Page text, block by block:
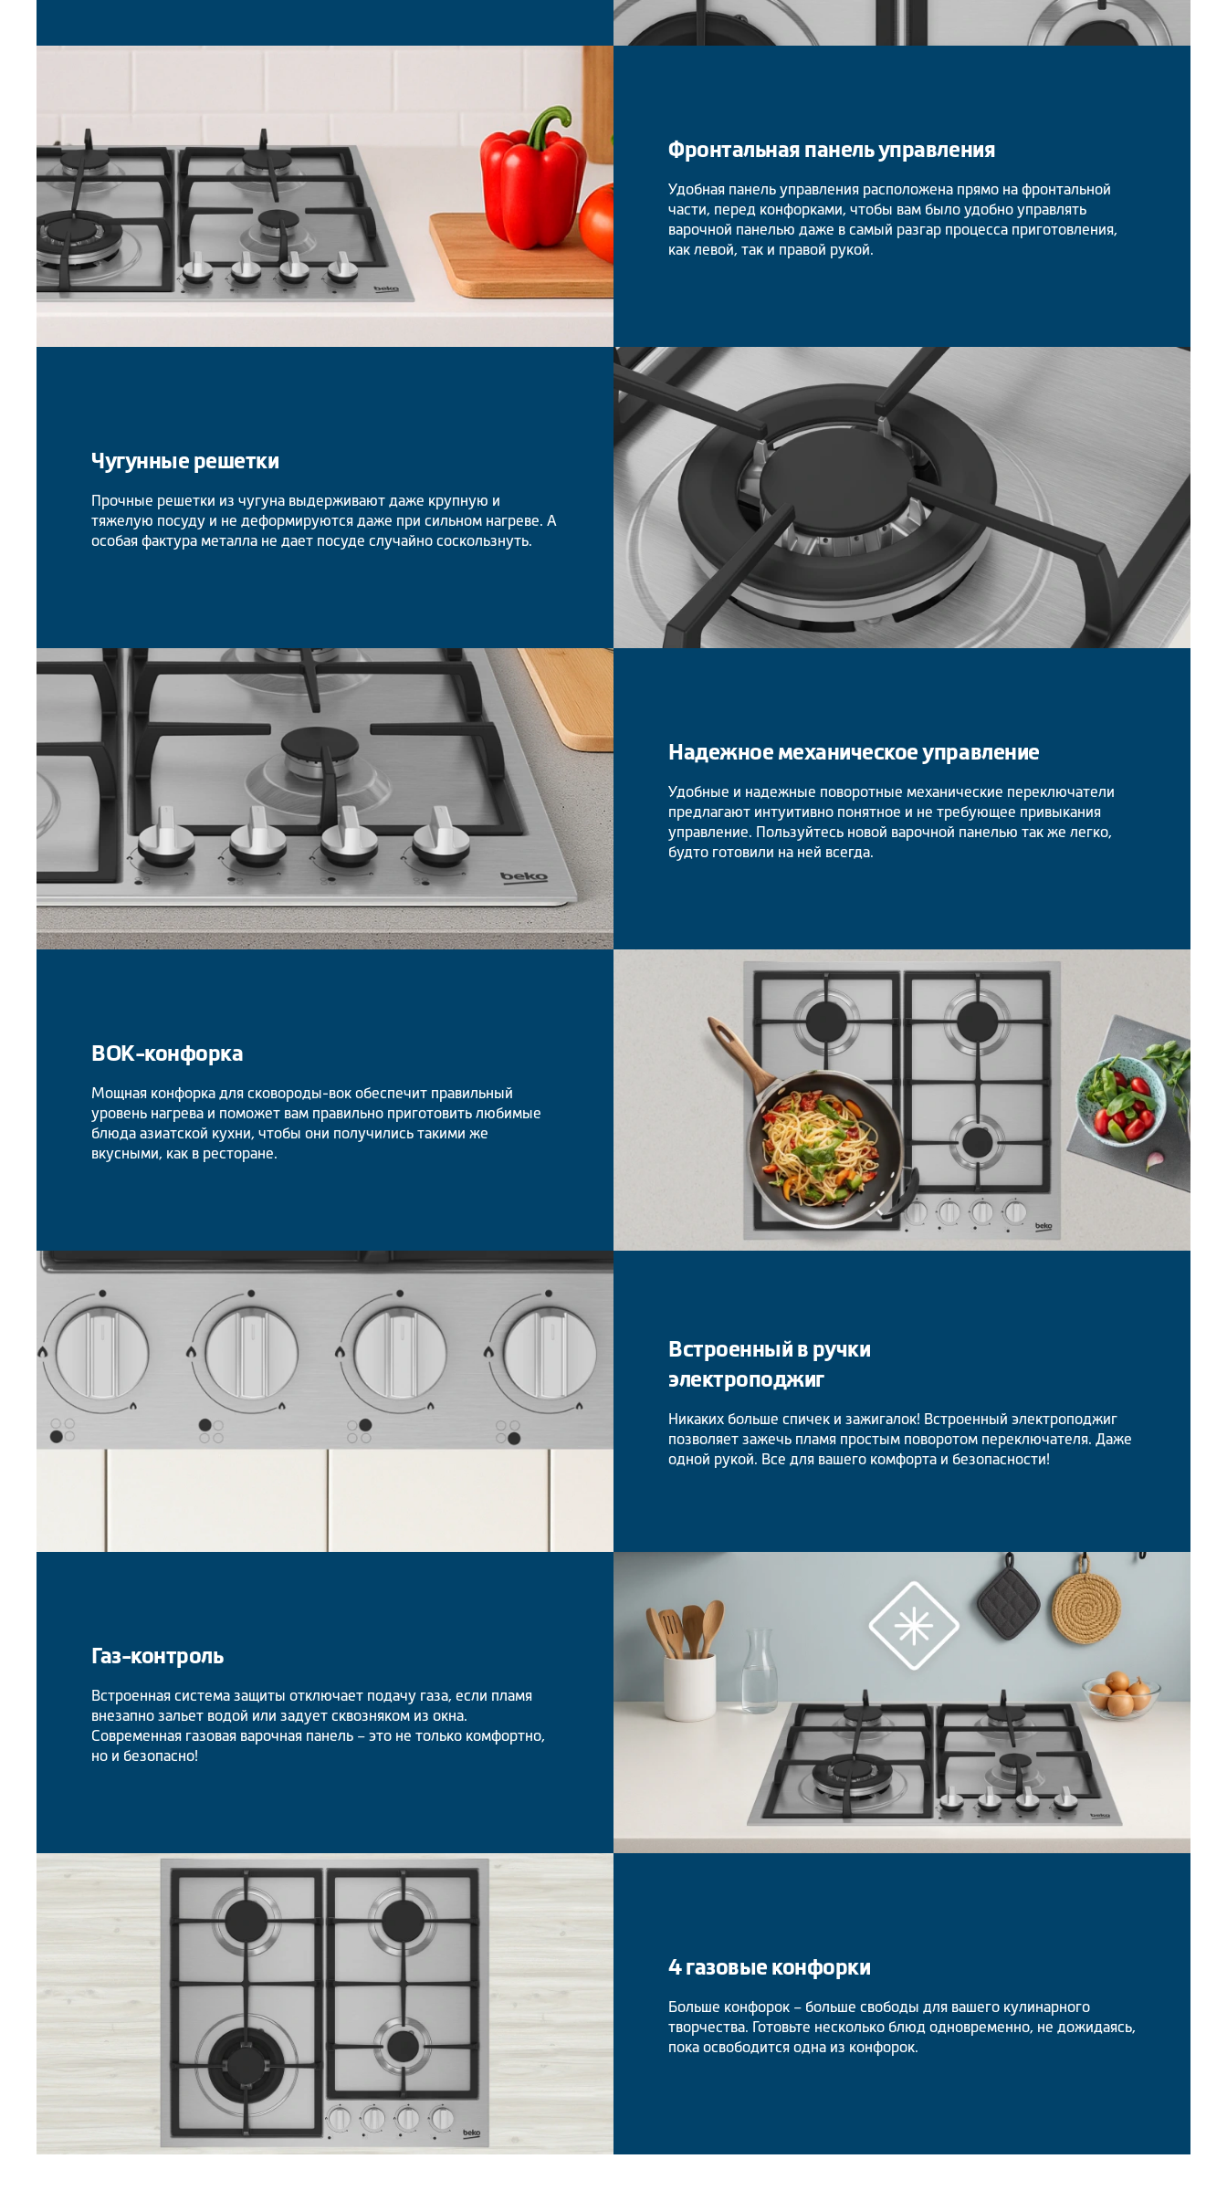
Фронтальная панель управления
Удобная панель управления расположена прямо на фронтальной
части, перед конфорками, чтобы вам было удобно управлять
варочной панелью даже в самый разгар процесса приготовления,
как левой, так и правой рукой.
Чугунные решетки
Прочные решетки из чугуна выдерживают даже крупную и
тяжелую посуду и не деформируются даже при сильном нагреве. А
особая фактура металла не дает посуде случайно соскользнуть.
Надежное механическое управление
Удобные и надежные поворотные механические переключатели
предлагают интуитивно понятное и не требующее привыкания
управление. Пользуйтесь новой варочной панелью так же легко,
будто готовили на ней всегда.
ВОК-конфорка
Мощная конфорка для сковороды-вок обеспечит правильный
уровень нагрева и поможет вам правильно приготовить любимые
блюда азиатской кухни, чтобы они получились такими же
вкусными, как в ресторане.
Встроенный в ручки
электроподжиг
Никаких больше спичек и зажигалок! Встроенный электроподжиг
позволяет зажечь пламя простым поворотом переключателя. Даже
одной рукой. Все для вашего комфорта и безопасности!
Газ-контроль
Встроенная система защиты отключает подачу газа, если пламя
внезапно зальет водой или задует сквозняком из окна.
Современная газовая варочная панель – это не только комфортно,
но и безопасно!
4 газовые конфорки
Больше конфорок – больше свободы для вашего кулинарного
творчества. Готовьте несколько блюд одновременно, не дожидаясь,
пока освободится одна из конфорок.